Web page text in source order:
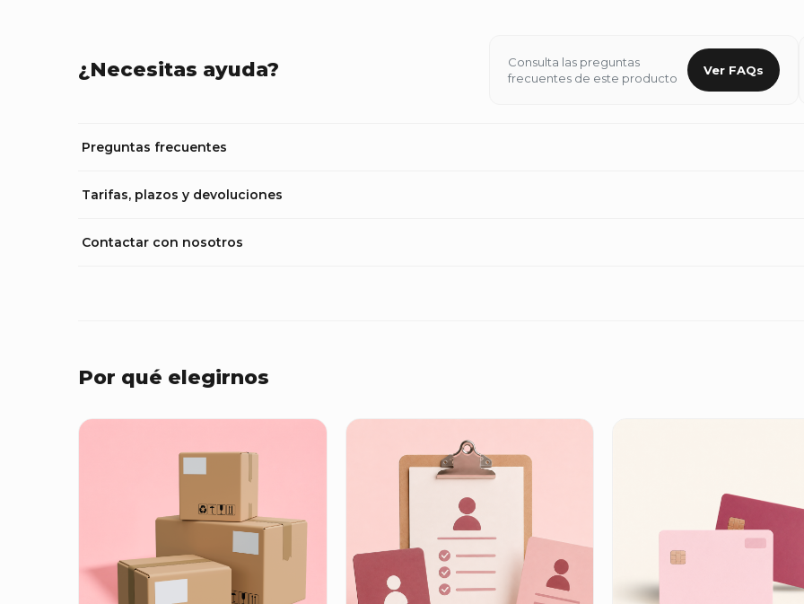
¿Necesitas ayuda?
Consulta las preguntas
frecuentes de este producto
Ver FAQs
Preguntas frecuentes
Tarifas, plazos y devoluciones
Contactar con nosotros
Por qué elegirnos